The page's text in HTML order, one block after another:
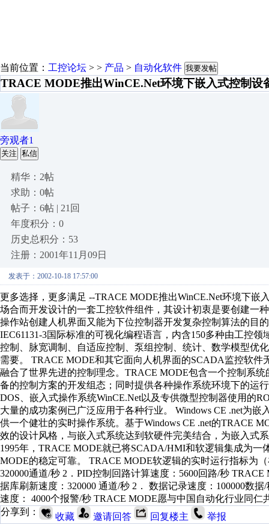
当前位置： 工控论坛 > > 产品 > 自动化软件 我要发帖
TRACE MODE推出WinCE.Net环境下嵌入式控制设
旁观者1
关注 私信
精华：2帖
求助：0帖
帖子：6帖 | 21回
年度积分：0
历史总积分：53
注册：2001年11月09日
发表于：2002-10-18 17:57:00
更多选择，更多满足 --TRACE MODE推出WinCE.Net环境下
场合而开发设计的一套工控软件组件，其设计初衷是要创建一
操作站创建人机界面又能为下位控制器开发复杂控制算法的目
IEC61131-3国际标准的可视化编程语言，内含150多种由工控
控制、脉宽调制、自适应控制、泵组控制、统计、数学模型优
需要。 TRACE MODE和其它面向人机界面的SCADA监控软
融合了世界先进的控制理念。TRACE MODE包含一个控制系
备的控制方案的开发组态；同时提供各种操作系统环境下的运
DOS、嵌入式操作系统WinCE.Net以及专供微型控制器使用的
大量的成功案例已广泛应用于各种行业。 Windows CE .net为
供一个健壮的实时操作系统。基于Windows CE .net的TRACE
效的设计风格，与嵌入式系统达到软硬件完美结合，为嵌入式
1995年，TRACE MODE就已将SCADA/HMI和软逻辑集成为
MODE的稳定可靠。 TRACE MODE软逻辑的实时运行指标为
320000通道/秒 2．PID控制回路计算速度：5600回路/秒
据库刷新速度：320000 通道/秒 2． 数据记录速度：100000数
速度： 4000个报警/秒 TRACE MODE愿与中国自动化行业同仁
分享到：
收藏 邀请回答 回复楼主 举报